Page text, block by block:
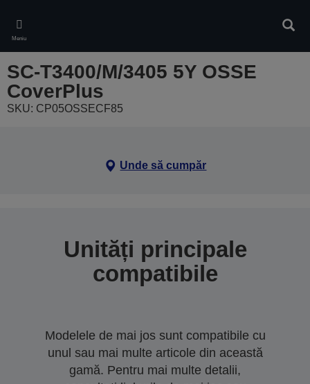
main
content
Meniu
SC-T3400/M/3405 5Y OSSE
CoverPlus
SKU: CP05OSSECF85
Unde să cumpăr
Unități principale
compatibile
Modelele de mai jos sunt compatibile cu
unul sau mai multe articole din această
gamă. Pentru mai multe detalii,